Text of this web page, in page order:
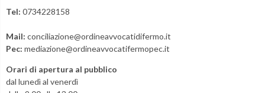
Tel: 0734228158
Mail: conciliazione@ordineavvocatidifermo.it
Pec: mediazione@ordineavvocatifermopec.it
Orari di apertura al pubblico
dal lunedì al venerdì